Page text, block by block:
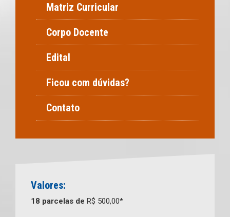
Matriz Curricular
Corpo Docente
Edital
Ficou com dúvidas?
Contato
Valores:
18 parcelas de R$ 500,00*